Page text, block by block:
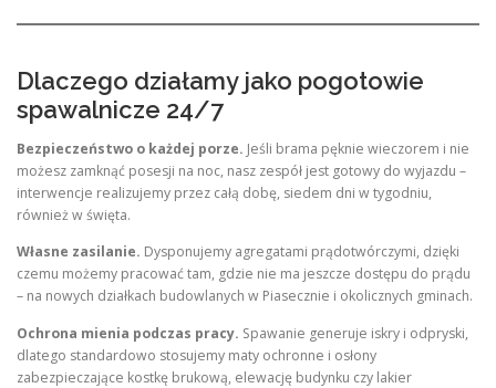
Dlaczego działamy jako pogotowie
spawalnicze 24/7
Bezpieczeństwo o każdej porze. Jeśli brama pęknie wieczorem i nie
możesz zamknąć posesji na noc, nasz zespół jest gotowy do wyjazdu –
interwencje realizujemy przez całą dobę, siedem dni w tygodniu,
również w święta.
Własne zasilanie. Dysponujemy agregatami prądotwórczymi, dzięki
czemu możemy pracować tam, gdzie nie ma jeszcze dostępu do prądu
– na nowych działkach budowlanych w Piasecznie i okolicznych gminach.
Ochrona mienia podczas pracy. Spawanie generuje iskry i odpryski,
dlatego standardowo stosujemy maty ochronne i osłony
zabezpieczające kostkę brukową, elewację budynku czy lakier